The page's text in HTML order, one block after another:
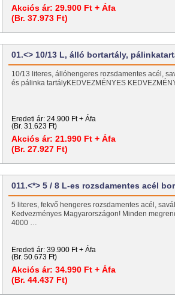
Akciós ár: 29.900 Ft + Áfa
(Br. 37.973 Ft)
01.<> 10/13 L, álló bortartály,
10/13 literes, állóhengeres rozsdamentes acél,
és pálinka tartályKEDVEZMÉNYES
Eredeti ár: 24.900 Ft + Áfa
(Br. 31.623 Ft)
Akciós ár: 21.990 Ft + Áfa
(Br. 27.927 Ft)
011.<*> 5 / 8 L-es rozsdamentes acél
5 literes, fekvő hengeres rozsdamentes acél,
Kedvezményes Magyarországon! Minden
4000 …
Eredeti ár: 39.900 Ft + Áfa
(Br. 50.673 Ft)
Akciós ár: 34.990 Ft + Áfa
(Br. 44.437 Ft)